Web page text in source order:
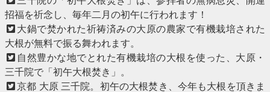
招福を祈念し、毎年二月の初午に行われます！
大鍋で焚かれた祈祷済みの大原の農家で有機栽培された
大根が無料で振る舞われます。
自然豊かな地でとれた有機栽培の大根を使った、大原・
三千院で「初午大根焚き」。
京都 大原 三千院。初午の大根焚き、今年も大根を頂きま